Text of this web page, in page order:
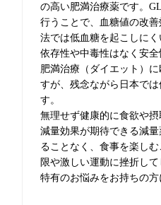
の高い肥満治療薬です。
行うことで、血糖値の改
法では低血糖を起こしにく
依存性や中毒性はなく安
肥満治療（ダイエット）
すが、残念ながら日本で
す。
無理せず健康的に食欲や
減量効果が期待できる減
ることなく、食事を楽し
限や激しい運動に挫折し
特有のお悩みをお持ちの方